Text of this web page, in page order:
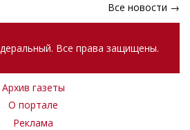
Все новости →
Все права защищены.
Архив газеты
О портале
Реклама